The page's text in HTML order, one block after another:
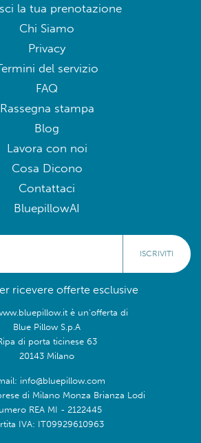
la tua prenotazione
Chi Siamo
Privacy
del servizio
FAQ
Rassegna stampa
Blog
Lavora con noi
Cosa Dicono
Contattaci
BluepillowAI
ISCRIVITI
ricevere offerte esclusive
è un'offerta di
Blue Pillow S.p.A
di porta ticinese 63
20143 Milano
info@bluepillow.com
di Milano Monza Brianza Lodi
REA MI - 2122445
IVA: IT09929610963